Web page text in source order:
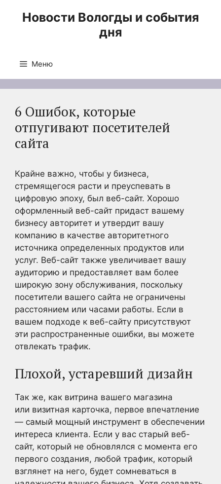
Новости Вологды и события
дня
Меню
6 Ошибок, которые
отпугивают посетителей
сайта
Крайне важно, чтобы у бизнеса,
стремящегося расти и преуспевать в
цифровую эпоху, был веб-сайт. Хорошо
оформленный веб-сайт придаст вашему
бизнесу авторитет и утвердит вашу
компанию в качестве авторитетного
источника определенных продуктов или
услуг. Веб-сайт также увеличивает вашу
аудиторию и предоставляет вам более
широкую зону обслуживания, поскольку
посетители вашего сайта не ограничены
расстоянием или часами работы. Если в
вашем подходе к веб-сайту присутствуют
эти распространенные ошибки, вы можете
отвлекать трафик.
Плохой, устаревший дизайн
Так же, как витрина вашего магазина
или визитная карточка, первое впечатление
— самый мощный инструмент в обеспечении
интереса клиента. Если у вас старый веб-
сайт, который не обновлялся с момента его
первого создания, любой трафик, который
взглянет на него, будет сомневаться в